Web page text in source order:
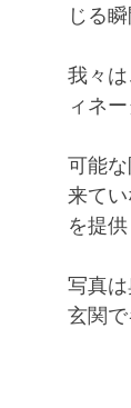
じる瞬
我々
ィネ
可能
来て
を提
写真
玄関